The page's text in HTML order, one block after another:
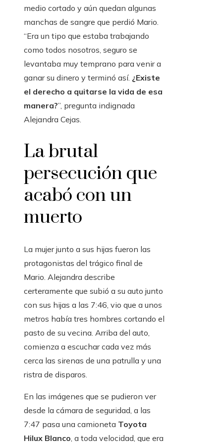
medio cortado y aún quedan algunas
manchas de sangre que perdió Mario.
“Era un tipo que estaba trabajando
como todos nosotros, seguro se
levantaba muy temprano para venir a
ganar su dinero y terminó así. ¿Existe
el derecho a quitarse la vida de esa
manera?”, pregunta indignada
Alejandra Cejas.
La brutal
persecución que
acabó con un
muerto
La mujer junto a sus hijas fueron las
protagonistas del trágico final de
Mario. Alejandra describe
certeramente que subió a su auto junto
con sus hijas a las 7:46, vio que a unos
metros había tres hombres cortando el
pasto de su vecina. Arriba del auto,
comienza a escuchar cada vez más
cerca las sirenas de una patrulla y una
ristra de disparos.
En las imágenes que se pudieron ver
desde la cámara de seguridad, a las
7:47 pasa una camioneta Toyota
Hilux Blanco , a toda velocidad, que era